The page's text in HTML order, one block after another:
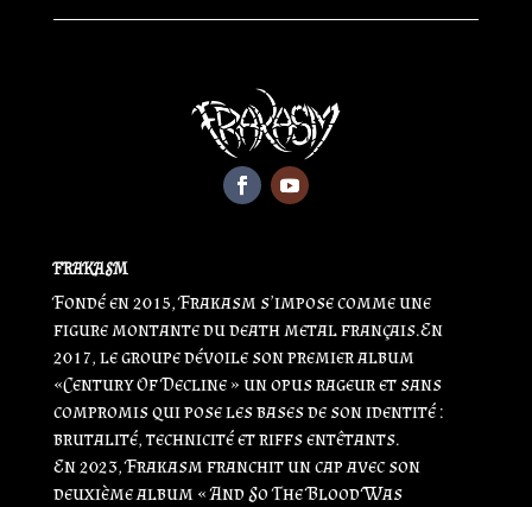
FRAKASM
Fondé en 2015, Frakasm s’impose comme une
figure montante du death metal français.En
2017, le groupe dévoile son premier album
«Century Of Decline » un opus rageur et sans
compromis qui pose les bases de son identité :
brutalité, technicité et riffs entêtants.
En 2023, Frakasm franchit un cap avec son
deuxième album « And So The Blood Was